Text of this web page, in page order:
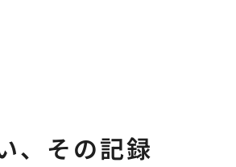
、その記録